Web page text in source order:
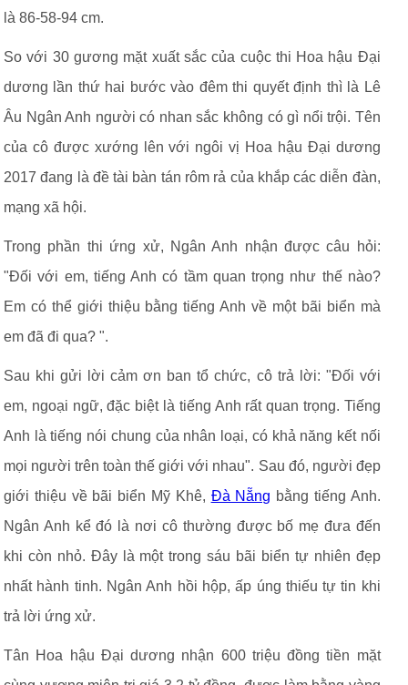
là 86-58-94 cm.
So với 30 gương mặt xuất sắc của cuộc thi Hoa hậu Đại
dương lần thứ hai bước vào đêm thi quyết định thì là Lê
Âu Ngân Anh người có nhan sắc không có gì nổi trội. Tên
của cô được xướng lên với ngôi vị Hoa hậu Đại dương
2017 đang là đề tài bàn tán rôm rả của khắp các diễn đàn,
mạng xã hội.
Trong phần thi ứng xử, Ngân Anh nhận được câu hỏi:
"Đối với em, tiếng Anh có tầm quan trọng như thế nào?
Em có thể giới thiệu bằng tiếng Anh về một bãi biển mà
em đã đi qua? ".
Sau khi gửi lời cảm ơn ban tổ chức, cô trả lời: "Đối với
em, ngoại ngữ, đặc biệt là tiếng Anh rất quan trọng. Tiếng
Anh là tiếng nói chung của nhân loại, có khả năng kết nối
mọi người trên toàn thế giới với nhau". Sau đó, người đẹp
giới thiệu về bãi biển Mỹ Khê, Đà Nẵng bằng tiếng Anh.
Ngân Anh kể đó là nơi cô thường được bố mẹ đưa đến
khi còn nhỏ. Đây là một trong sáu bãi biển tự nhiên đẹp
nhất hành tinh. Ngân Anh hồi hộp, ấp úng thiếu tự tin khi
trả lời ứng xử.
Tân Hoa hậu Đại dương nhận 600 triệu đồng tiền mặt